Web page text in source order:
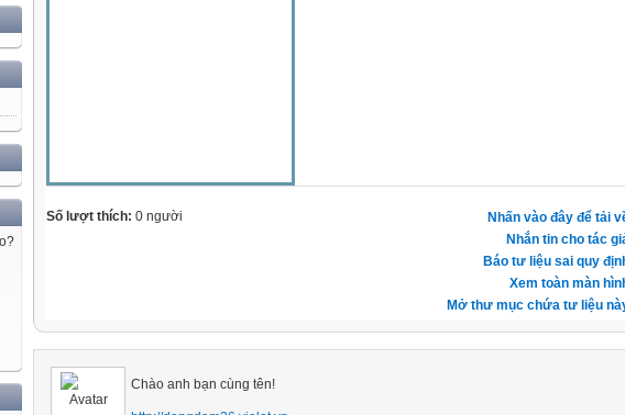
Nhấn vào đây để tải
Nhắn tin cho tác
Báo tư liệu sai quy
Xem toàn màn
Mở thư mục chứa tư liệu
Số lượt thích: 0 người
Chào anh bạn cùng tên!